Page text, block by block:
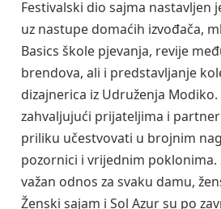
Festivalski dio sajma nastavljen
uz nastupe domaćih izvođača,
Basics škole pjevanja, revije
brendova, ali i predstavljanje
dizajnerica iz Udruženja
zahvaljujući prijateljima i
priliku učestvovati u brojnim
pozornici i vrijednim poklonima.
važan odnos za svaku damu,
Ženski sajam i Sol Azur su po